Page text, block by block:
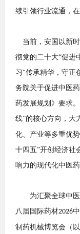
续引领行业流通，
当前，安国以新
彻党的二十大“促进
习“传承精华，守正
务院关于促进中医
药发展规划》要求。
线”的核心方向，大
化、产业等多重优
十四五”开创经济社
响力的现代化中医药
为汇聚全球中
八届国际药材2026
制药机械博览会 （